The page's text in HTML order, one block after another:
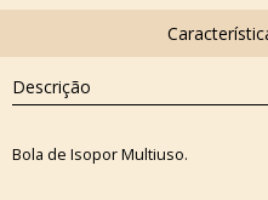
Descrição
Bola de Isopor Multiuso.